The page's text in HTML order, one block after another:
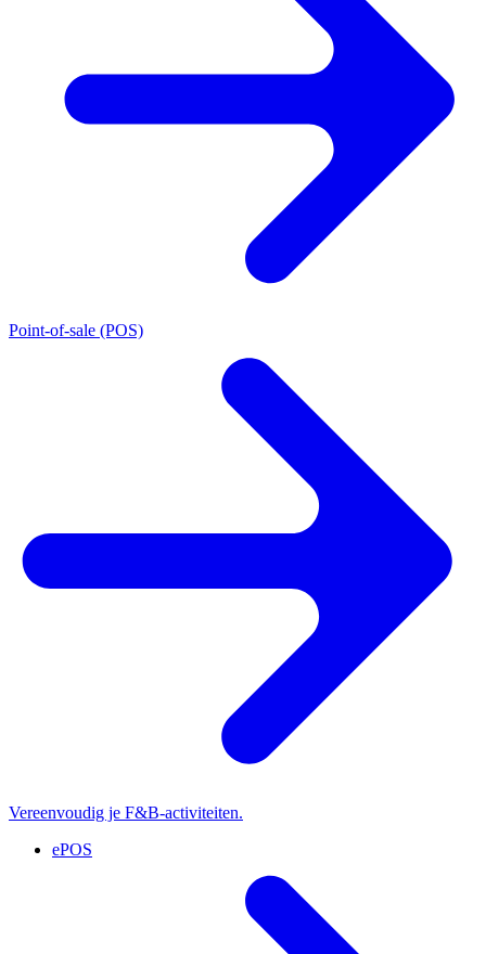
Point-of-sale (POS)
Vereenvoudig je F&B-activiteiten.
ePOS